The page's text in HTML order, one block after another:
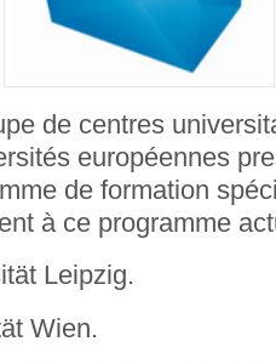
de centres
européennes
de formation
à ce programme
Leipzig.
Wien.